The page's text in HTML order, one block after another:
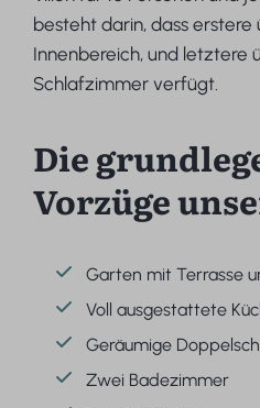
besteht darin, dass erstere
Innenbereich, und letztere
Schlafzimmer verfügt.
Die
Vorzüge
Garten mit Terrasse
Voll ausgestattete
Geräumige
Zwei Badezimmer